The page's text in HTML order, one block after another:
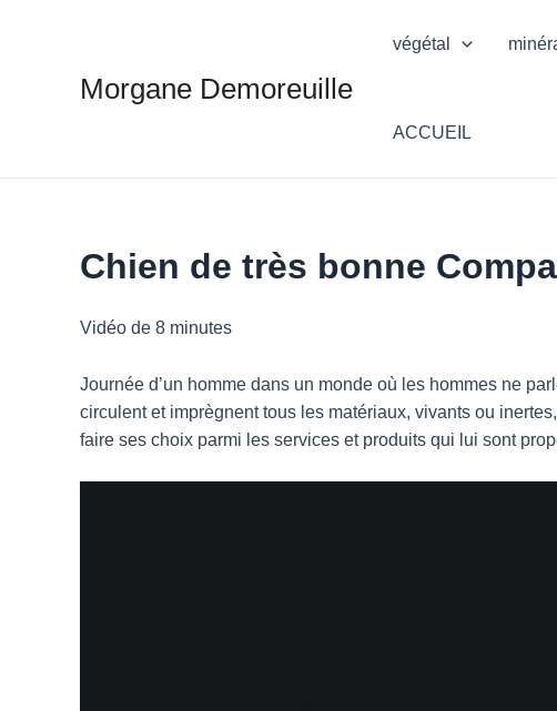
Morgane Demoreuille
végétal
ACCUEIL
Chien de très bonne
Vidéo de 8 minutes
Journée d’un homme dans un monde où les hommes ne
circulent et imprègnent tous les matériaux, vivants ou
faire ses choix parmi les services et produits qui lui sont